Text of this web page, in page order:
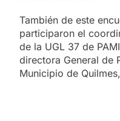
También de este
participaron el
de la UGL 37 de
directora General de
Municipio de